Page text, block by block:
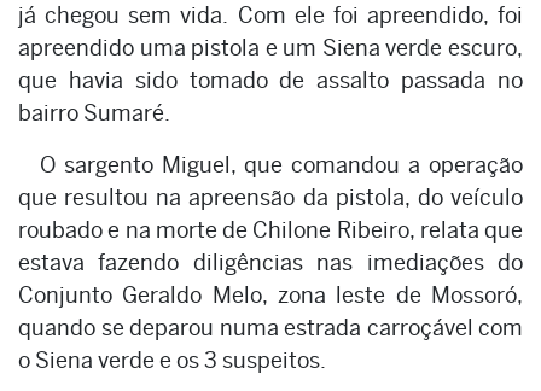
já chegou sem vida. Com ele foi apreendido, foi
apreendido uma pistola e um Siena verde escuro,
que havia sido tomado de assalto passada no
bairro Sumaré.
O sargento Miguel, que comandou a operação
que resultou na apreensão da pistola, do veículo
roubado e na morte de Chilone Ribeiro, relata que
estava fazendo diligências nas imediações do
Conjunto Geraldo Melo, zona leste de Mossoró,
quando se deparou numa estrada carroçável com
o Siena verde e os 3 suspeitos.